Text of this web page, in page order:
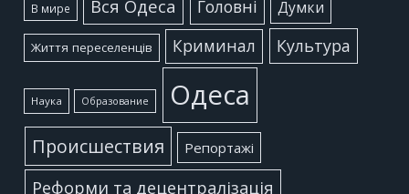
В мире Вся Одеса Головні Думки
Життя переселенців Криминал Культура
Наука Образование Одеса
Происшествия Репортажі
Реформи та децентралізація